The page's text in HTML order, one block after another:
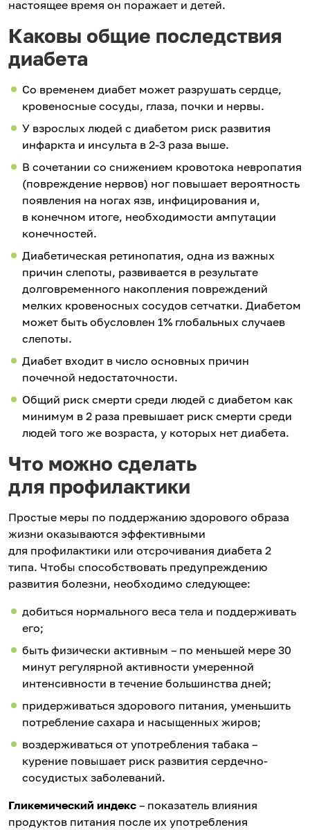
настоящее время он поражает и детей.
Каковы общие последствия
диабета
Со временем диабет может разрушать сердце,
кровеносные сосуды, глаза, почки и нервы.
У взрослых людей с диабетом риск развития
инфаркта и инсульта в 2-3 раза выше.
В сочетании со снижением кровотока невропатия
(повреждение нервов) ног повышает вероятность
появления на ногах язв, инфицирования и,
в конечном итоге, необходимости ампутации
конечностей.
Диабетическая ретинопатия, одна из важных
причин слепоты, развивается в результате
долговременного накопления повреждений
мелких кровеносных сосудов сетчатки. Диабетом
может быть обусловлен 1% глобальных случаев
слепоты.
Диабет входит в число основных причин
почечной недостаточности.
Общий риск смерти среди людей с диабетом как
минимум в 2 раза превышает риск смерти среди
людей того же возраста, у которых нет диабета.
Что можно сделать
для профилактики
Простые меры по поддержанию здорового образа
жизни оказываются эффективными
для профилактики или отсрочивания диабета 2
типа. Чтобы способствовать предупреждению
развития болезни, необходимо следующее:
добиться нормального веса тела и поддерживать
его;
быть физически активным – по меньшей мере 30
минут регулярной активности умеренной
интенсивности в течение большинства дней;
придерживаться здорового питания, уменьшить
потребление сахара и насыщенных жиров;
воздерживаться от употребления табака –
курение повышает риск развития сердечно-
сосудистых заболеваний.
Гликемический индекс – показатель влияния
продуктов питания после их употребления